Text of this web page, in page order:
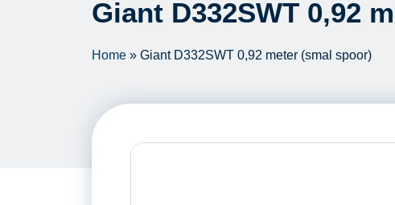
Giant D332SWT 0,92
Home » Giant D332SWT 0,92 meter (smal spoor)